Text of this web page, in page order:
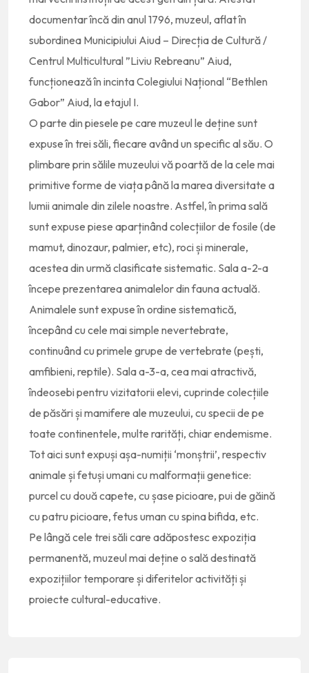
documentar încă din anul 1796, muzeul, aflat în
subordinea Municipiului Aiud – Direcția de Cultură /
Centrul Multicultural ”Liviu Rebreanu” Aiud,
funcționează în incinta Colegiului Național “Bethlen
Gabor” Aiud, la etajul I.
O parte din piesele pe care muzeul le deține sunt
expuse în trei săli, fiecare având un specific al său. O
plimbare prin sălile muzeului vă poartă de la cele mai
primitive forme de viața până la marea diversitate a
lumii animale din zilele noastre. Astfel, în prima sală
sunt expuse piese aparținând colecțiilor de fosile (de
mamut, dinozaur, palmier, etc), roci și minerale,
acestea din urmă clasificate sistematic. Sala a-2-a
începe prezentarea animalelor din fauna actuală.
Animalele sunt expuse în ordine sistematică,
începând cu cele mai simple nevertebrate,
continuând cu primele grupe de vertebrate (pești,
amfibieni, reptile). Sala a-3-a, cea mai atractivă,
îndeosebi pentru vizitatorii elevi, cuprinde colecțiile
de păsări și mamifere ale muzeului, cu specii de pe
toate continentele, multe rarități, chiar endemisme.
Tot aici sunt expuși așa-numiții ‘monștrii’, respectiv
animale și fetuși umani cu malformații genetice:
purcel cu două capete, cu șase picioare, pui de găină
cu patru picioare, fetus uman cu spina bifida, etc.
Pe lângă cele trei săli care adăpostesc expoziția
permanentă, muzeul mai deține o sală destinată
expozițiilor temporare și diferitelor activități și
proiecte cultural-educative.